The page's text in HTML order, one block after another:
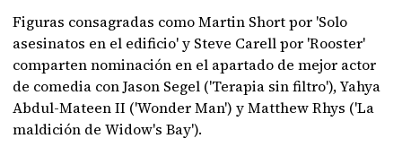
Figuras consagradas como Martin Short por 'Solo
asesinatos en el edificio' y Steve Carell por 'Rooster'
comparten nominación en el apartado de mejor actor
de comedia con Jason Segel ('Terapia sin filtro'), Yahya
Abdul-Mateen II ('Wonder Man') y Matthew Rhys ('La
maldición de Widow's Bay').